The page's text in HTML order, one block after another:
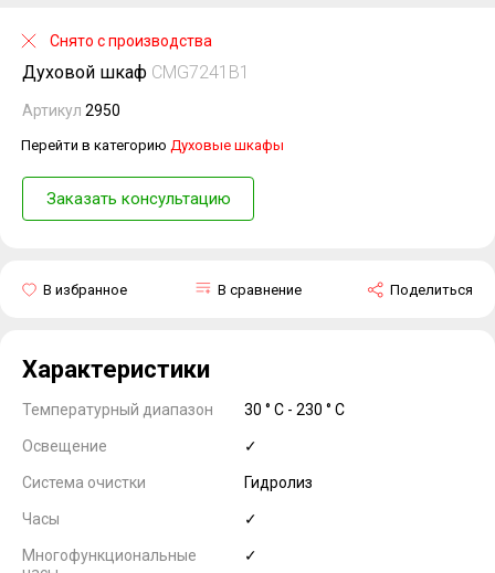
Духовой шкаф CMG7241B1
Артикул 2950
Перейти в категорию Духовые шкафы
Заказать консультацию
Поделиться
В сравнение
В избранное
Снято с производства
Характеристики
Температурный диапазон 30 ° C - 230 ° C
Освещение ✓
Система очистки Гидролиз
Часы ✓
Многофункциональные
✓